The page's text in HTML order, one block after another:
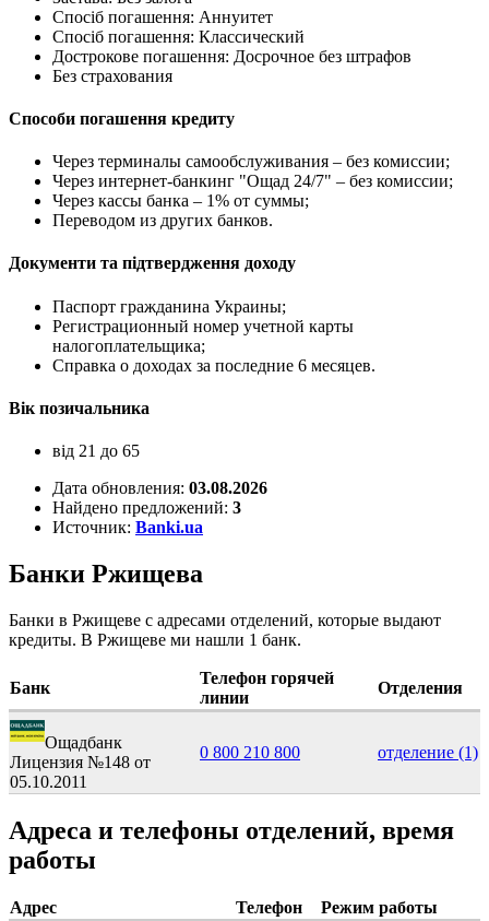
Спосіб погашення: Aннуитет
Спосіб погашення: Классический
Дострокове погашення: Досрочное без штрафов
Без страхования
Способи погашення кредиту
Через терминалы самообслуживания – без комиссии;
Через интернет-банкинг "Ощад 24/7" – без комиссии;
Через кассы банка – 1% от суммы;
Переводом из других банков.
Документи та підтвердження доходу
Паспорт гражданина Украины;
Регистрационный номер учетной карты
налогоплательщика;
Справка о доходах за последние 6 месяцев.
Вік позичальника
від 21 до 65
Дата обновления: 03.08.2026
Найдено предложений: 3
Источник: Banki.ua
Банки Ржищева
Банки в Ржищеве с адресами отделений, которые выдают
кредиты. В Ржищеве ми нашли 1 банк.
Банк
Телефон горячей
линии
Отделения
Ощадбанк
Лицензия №148 от
05.10.2011
0 800 210 800 отделение (1)
Адреса и телефоны отделений, время
работы
Адрес Телефон Режим работы